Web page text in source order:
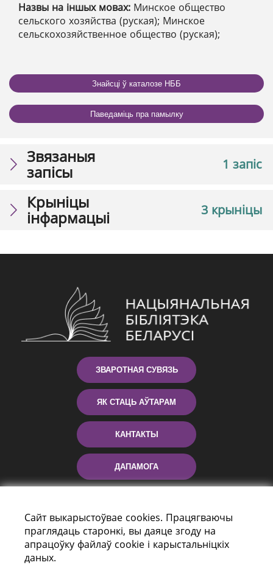
Назвы на іншых мовах: Минское общество
сельского хозяйства (руская); Минское
сельскохозяйственное общество (руская);
Знайсці ў каталозе НББ
Паведаміць пра памылку
1 запіс
Звязаныя
запісы
3 крыніцы
Крыніцы
інфармацыі
ЗВАРОТНАЯ СУВЯЗЬ
ЯК СТАЦЬ АЎТАРАМ
КАНТАКТЫ
ДАПАМОГА
Сайт выкарыстоўвае cookies. Працягваючы
праглядаць старонкі, вы даяце згоду на
апрацоўку файлаў cookie і карыстальніцкіх
даных.